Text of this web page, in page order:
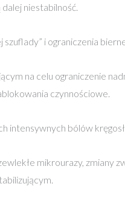
niestabilność.
i ograniczenia
na celu ograniczenie
czynnościowe.
intensywnych bólów
mikrourazy, zmiany